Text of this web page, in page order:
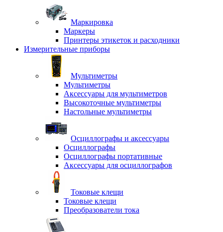
Маркировка
Маркеры
Принтеры этикеток и расходники
Измерительные приборы
Мультиметры
Мультиметры
Аксессуары для мультиметров
Высокоточные мультиметры
Настольные мультиметры
Осциллографы и аксессуары
Осциллографы
Осциллографы портативные
Аксессуары для осциллографов
Токовые клещи
Токовые клещи
Преобразователи тока